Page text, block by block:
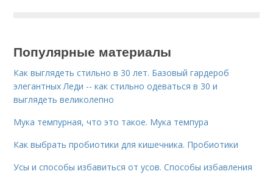
Популярные материалы
Как выглядеть стильно в 30 лет. Базовый гардероб
элегантных Леди -- как стильно одеваться в 30 и
выглядеть великолепно
Мука темпурная, что это такое. Мука темпура
Как выбрать пробиотики для кишечника. Пробиотики
Усы и способы избавиться от усов. Способы избавления